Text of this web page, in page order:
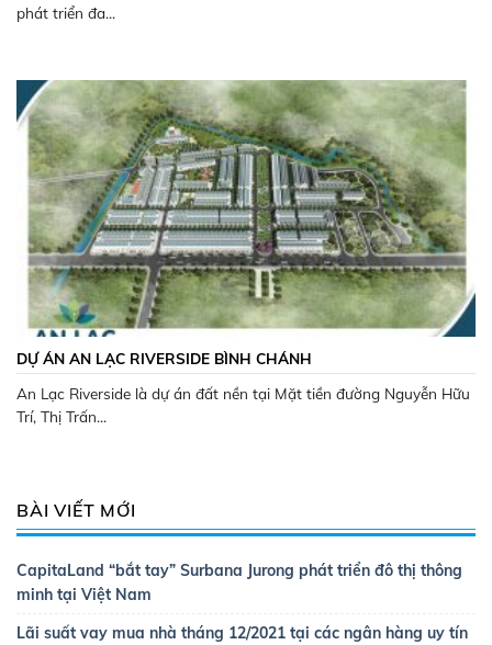
phát triển đa...
DỰ ÁN AN LẠC RIVERSIDE BÌNH CHÁNH
An Lạc Riverside là dự án đất nền tại Mặt tiền đường Nguyễn Hữu
Trí, Thị Trấn...
BÀI VIẾT MỚI
CapitaLand “bắt tay” Surbana Jurong phát triển đô thị thông
minh tại Việt Nam
Lãi suất vay mua nhà tháng 12/2021 tại các ngân hàng uy tín